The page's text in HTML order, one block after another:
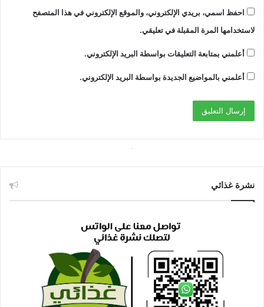
احفظ اسمي، بريدي الإلكتروني، والموقع الإلكتروني في هذا المتصفح
لاستخدامها المرة المقبلة في تعليقي.
أعلمني بمتابعة التعليقات بواسطة البريد الإلكتروني.
أعلمني بالمواضيع الجديدة بواسطة البريد الإلكتروني.
نشرة غذائي